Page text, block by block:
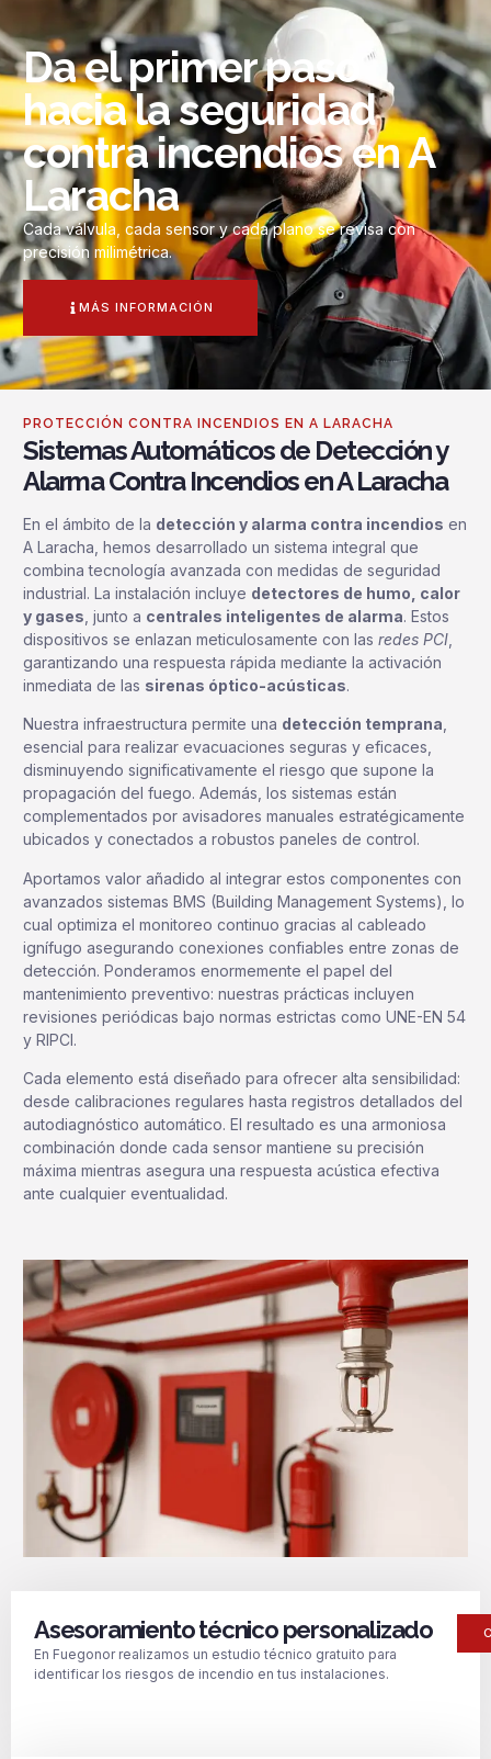
Da el primer paso
hacia la seguridad
contra incendios en A
Laracha
Cada válvula, cada sensor y cada plano se revisa con
precisión milimétrica.
MÁS INFORMACIÓN
PROTECCIÓN CONTRA INCENDIOS EN A LARACHA
Sistemas Automáticos de Detección y
Alarma Contra Incendios en A Laracha
En el ámbito de la detección y alarma contra incendios en
A Laracha, hemos desarrollado un sistema integral que
combina tecnología avanzada con medidas de seguridad
industrial. La instalación incluye detectores de humo, calor
y gases , junto a centrales inteligentes de alarma. Estos
dispositivos se enlazan meticulosamente con las redes PCI
garantizando una respuesta rápida mediante la activación
inmediata de las sirenas óptico-acústicas.
Nuestra infraestructura permite una detección temprana,
esencial para realizar evacuaciones seguras y eficaces,
disminuyendo significativamente el riesgo que supone la
propagación del fuego. Además, los sistemas están
complementados por avisadores manuales estratégicamente
ubicados y conectados a robustos paneles de control.
Aportamos valor añadido al integrar estos componentes con
avanzados sistemas BMS (Building Management Systems), lo
cual optimiza el monitoreo continuo gracias al cableado
ignífugo asegurando conexiones confiables entre zonas de
detección. Ponderamos enormemente el papel del
mantenimiento preventivo: nuestras prácticas incluyen
revisiones periódicas bajo normas estrictas como UNE-EN 54
y RIPCI.
Cada elemento está diseñado para ofrecer alta sensibilidad:
desde calibraciones regulares hasta registros detallados del
autodiagnóstico automático. El resultado es una armoniosa
combinación donde cada sensor mantiene su precisión
máxima mientras asegura una respuesta acústica efectiva
ante cualquier eventualidad.
Asesoramiento técnico personalizado
En Fuegonor realizamos un estudio técnico gratuito para
identificar los riesgos de incendio en tus instalaciones.